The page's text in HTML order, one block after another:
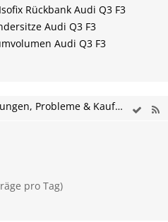
Isofix Rückbank Audi Q3 F3
Audi Q3 F3
Audi Q3 F3
Audi Q3 F3 Forum - Erfahrungen, Probleme & Kaufberatung
pro Tag)